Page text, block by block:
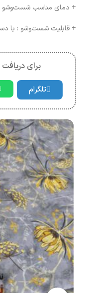
+ دمای مناسب شست‌وشو : 30 درجه
+ قابلیت شست‌وشو : با
برای دریافت
تلگرام